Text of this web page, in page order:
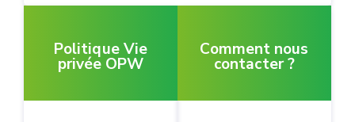
Politique Vie
privée OPW
Comment nous
contacter ?